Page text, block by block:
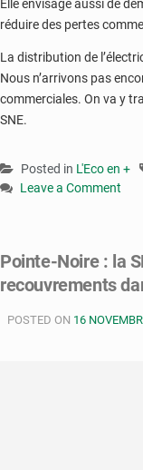
Elle envisage aussi de
réduire des pertes
La distribution de
Nous n’arrivons pas
commerciales. On va y
SNE.
Posted in L'Eco en +
Leave a Comment
des
reformes
plus
Pointe-Noire : la
recouvrements
POSTED ON 16